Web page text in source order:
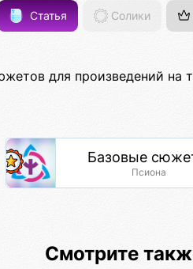
Статья Солики
для произведений на
Базовые
Псиона
Смотрите